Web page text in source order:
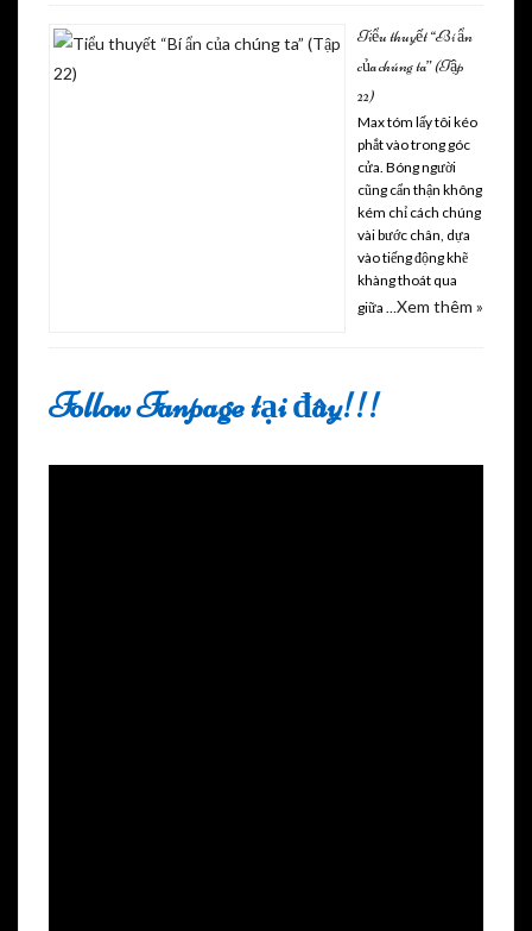
Tiểu thuyết “Bí ẩn
của chúng ta” (Tập
22)
Max tóm lấy tôi kéo
phắt vào trong góc
cửa. Bóng người
cũng cẩn thận không
kém chỉ cách chúng
vài bước chân, dựa
vào tiếng động khẽ
khàng thoát qua
giữa …Xem thêm »
Follow Fanpage tại đây!!!